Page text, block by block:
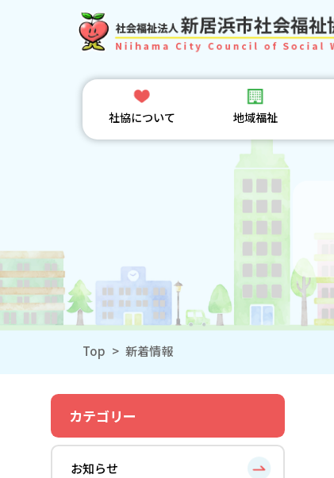
社協について 地域福祉
Top > 新着情報
カテゴリー
お知らせ